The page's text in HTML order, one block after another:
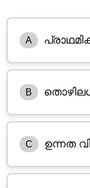
A
B
C ഉന്നത